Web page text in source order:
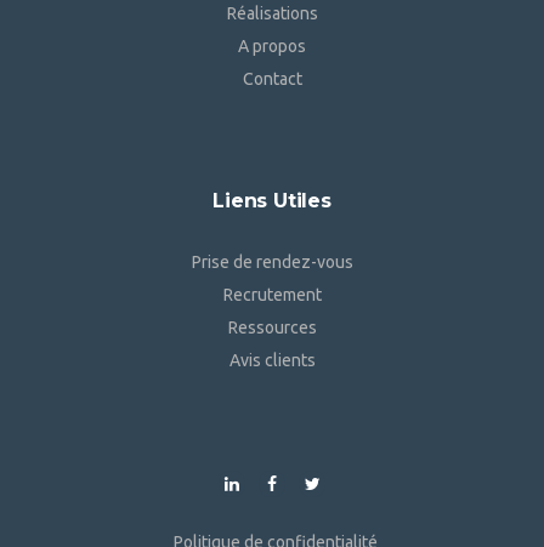
Réalisations
A propos
Contact
Liens Utiles
Prise de rendez-vous
Recrutement
Ressources
Avis clients
Politique de confidentialité